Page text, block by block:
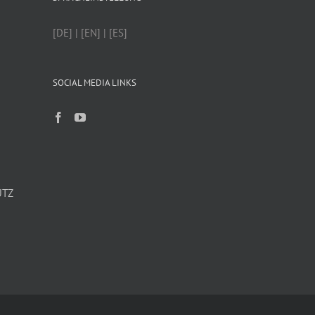
[DE] | [EN] | [ES]
SOCIAL MEDIA LINKS